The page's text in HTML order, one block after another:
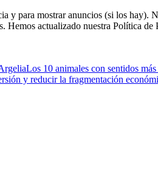
y para mostrar anuncios (si los
actualizado nuestra Política
Los 10 animales con sentidos
y reducir la fragmentación